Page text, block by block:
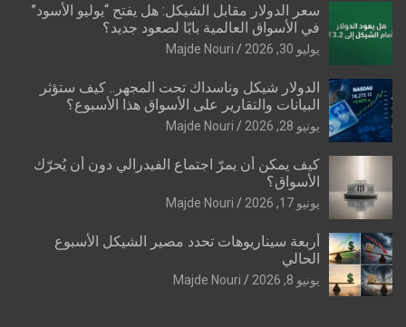
سعر الدولار مقابل الشيكل: هل يفتح “يوليو الأسود”
في الأسواق العالمية بابًا لصعود جديد؟
يوليو 30, 2026 Majde Nouri
الدولار شيكل وناسداك تحت المجهر.. كيف ستؤثر
البيانات والتقارير على الأسواق هذا الأسبوع؟
يونيو 28, 2026 Majde Nouri
كيف يمكن أن يمرّ اجتماع الفيدرالي دون أن يُحرّك
الأسواق؟
يونيو 17, 2026 Majde Nouri
أربعة سيناريوهات تحدد مصير الشيكل الأسبوع
الحالي
يونيو 8, 2026 Majde Nouri